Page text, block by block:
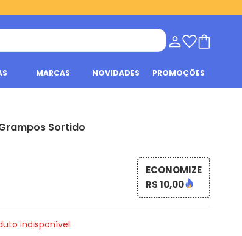
MARCAS NOVIDADES PROMOÇÕES
Sortido
ECONOMIZE
R$ 10,00
indisponível